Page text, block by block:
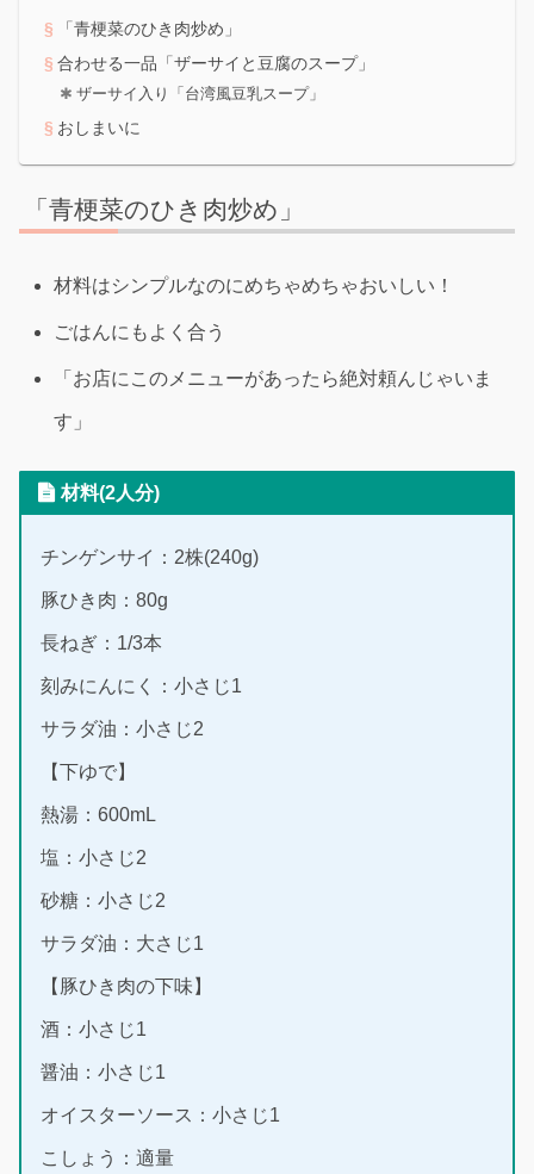
「青梗菜のひき肉炒め」
合わせる一品「ザーサイと豆腐のスープ」
ザーサイ入り「台湾風豆乳スープ」
おしまいに
「青梗菜のひき肉炒め」
材料はシンプルなのにめちゃめちゃおいしい！
ごはんにもよく合う
「お店にこのメニューがあったら絶対頼んじゃいま
す」
材料(2人分)
チンゲンサイ：2株(240g)
豚ひき肉：80g
長ねぎ：1/3本
刻みにんにく：小さじ1
サラダ油：小さじ2
【下ゆで】
熱湯：600mL
塩：小さじ2
砂糖：小さじ2
サラダ油：大さじ1
【豚ひき肉の下味】
酒：小さじ1
醤油：小さじ1
オイスターソース：小さじ1
こしょう：適量